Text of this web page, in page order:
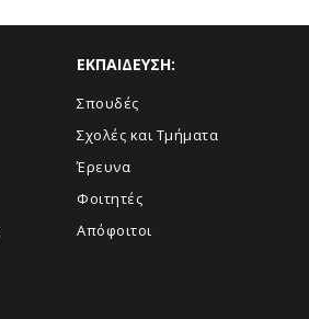
ΕΚΠΑΙΔΕΥΣΗ:
Σπουδές
Σχολές και Τμήματα
Έρευνα
Φοιτητές
Απόφοιτοι